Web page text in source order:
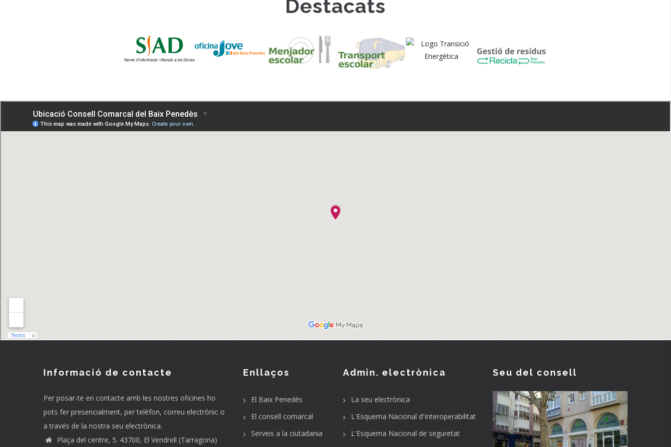
Destacats
Informació de contacte
Per posar-te en contacte amb les nostres oficines ho
pots fer presencialment, per telèfon, correu electrònic o
a través de la nostra seu electrònica.
Plaça del centre, 5. 43700, El Vendrell (Tarragona)
Enllaços
El Baix Penedès
El consell comarcal
Serveis a la ciutadania
Admin. electrònica
La seu electrònica
L'Esquema Nacional d'Interoperabilitat
L'Esquema Nacional de seguretat
Seu del consell